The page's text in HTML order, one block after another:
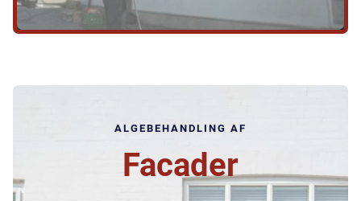
ALGEBEHANDLING AF
Facader